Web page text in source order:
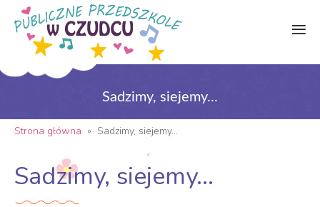
Sadzimy, siejemy...
Strona główna » Sadzimy, siejemy...
Sadzimy, siejemy...